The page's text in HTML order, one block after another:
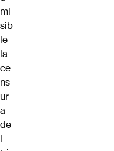
mi
sib
le
la
ce
ns
ur
a
de
l